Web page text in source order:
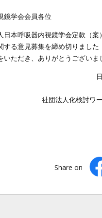
鏡学会会員各位
日本呼吸器内視鏡学会定款（
する意見募集を締め切りました
いただき、ありがとうございま
社団法人化検討ワ
Share on